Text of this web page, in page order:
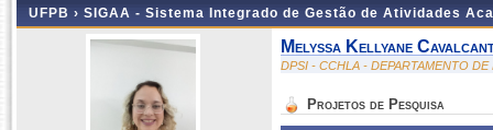
UFPB › SIGAA - Sistema Integrado de Gestão de Atividades
Melyssa Kellyane
DPSI - CCHLA - DEPARTAMENTO
Projetos de Pesquisa